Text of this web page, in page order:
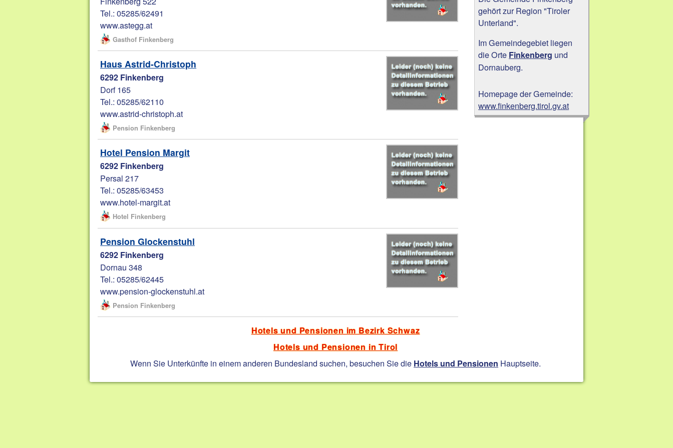
Tel.: 05285/62491
www.astegg.at
Gasthof Finkenberg
Haus Astrid-Christoph
6292 Finkenberg
Dorf 165
Tel.: 05285/62110
www.astrid-christoph.at
Pension Finkenberg
Hotel Pension Margit
6292 Finkenberg
Persal 217
Tel.: 05285/63453
www.hotel-margit.at
Hotel Finkenberg
Pension Glockenstuhl
6292 Finkenberg
Dornau 348
Tel.: 05285/62445
www.pension-glockenstuhl.at
Pension Finkenberg
gehört zur Region "Tiroler
Unterland".
Im Gemeindegebiet liegen
die Orte Finkenberg und
Dornauberg.
Homepage der Gemeinde:
www.finkenberg.tirol.gv.at
Hotels und Pensionen im Bezirk Schwaz
Hotels und Pensionen in Tirol
Wenn Sie Unterkünfte in einem anderen Bundesland suchen, besuchen Sie die Hotels und Pensionen Hauptseite.